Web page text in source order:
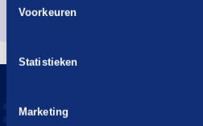
Voorkeuren
Statistieken
Marketing